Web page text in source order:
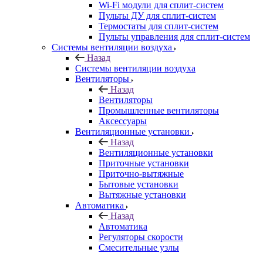
Wi-Fi модули для сплит-систем
Пульты ДУ для сплит-систем
Термостаты для сплит-систем
Пульты управления для сплит-систем
Системы вентиляции воздуха
Назад
Системы вентиляции воздуха
Вентиляторы
Назад
Вентиляторы
Промышленные вентиляторы
Аксессуары
Вентиляционные установки
Назад
Вентиляционные установки
Приточные установки
Приточно-вытяжные
Бытовые установки
Вытяжные установки
Автоматика
Назад
Автоматика
Регуляторы скорости
Смесительные узлы